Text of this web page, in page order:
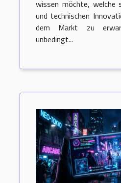
wissen möchte, welche
und technischen
dem Markt zu
unbedingt...